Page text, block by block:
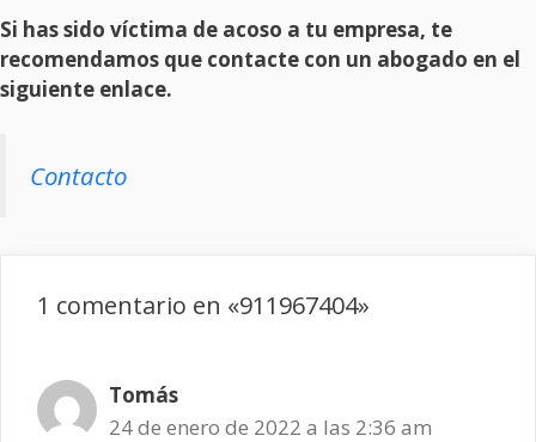
Si has sido víctima de acoso a tu empresa, te
recomendamos que contacte con un abogado en el
siguiente enlace.
Contacto
1 comentario en «911967404»
Tomás
24 de enero de 2022 a las 2:36 am